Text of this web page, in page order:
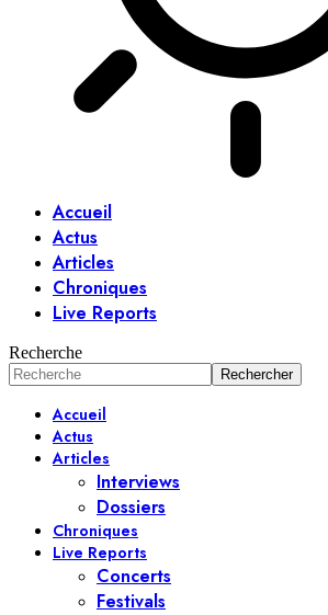
Accueil
Actus
Articles
Chroniques
Live Reports
Recherche
Accueil
Actus
Articles
Interviews
Dossiers
Chroniques
Live Reports
Concerts
Festivals